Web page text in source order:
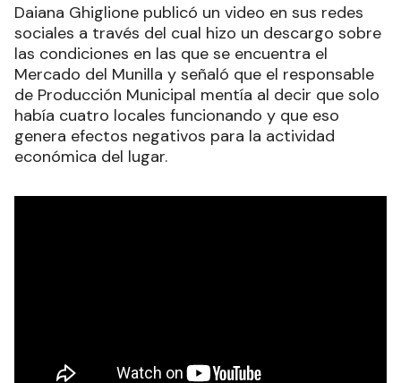
Daiana Ghiglione publicó un video en sus redes
sociales a través del cual hizo un descargo sobre
las condiciones en las que se encuentra el
Mercado del Munilla y señaló que el responsable
de Producción Municipal mentía al decir que solo
había cuatro locales funcionando y que eso
genera efectos negativos para la actividad
económica del lugar.